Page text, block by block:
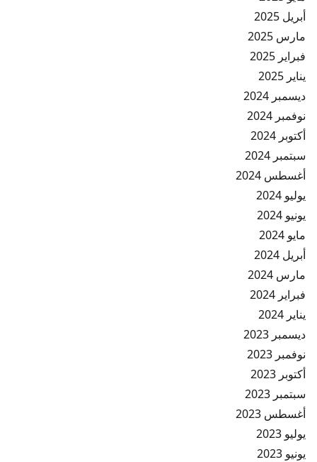
أبريل 2025
مارس 2025
فبراير 2025
يناير 2025
ديسمبر 2024
نوفمبر 2024
أكتوبر 2024
سبتمبر 2024
أغسطس 2024
يوليو 2024
يونيو 2024
مايو 2024
أبريل 2024
مارس 2024
فبراير 2024
يناير 2024
ديسمبر 2023
نوفمبر 2023
أكتوبر 2023
سبتمبر 2023
أغسطس 2023
يوليو 2023
يونيو 2023